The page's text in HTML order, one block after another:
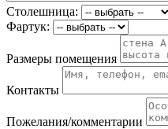
Столешница:
Фартук:
Размеры помещения
Контакты
Пожелания/комментарии